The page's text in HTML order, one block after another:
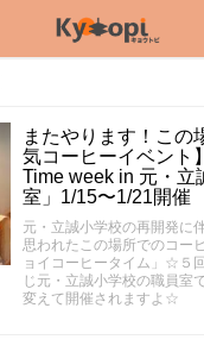
またやります！この
気コーヒーイベント
Time week in 元・立
室」1/15〜1/21開催
元・立誠小学校の再開発に
思われたこの場所でのコー
ョイコーヒータイム」☆５
じ元・立誠小学校の職員室
変えて開催されますよ☆